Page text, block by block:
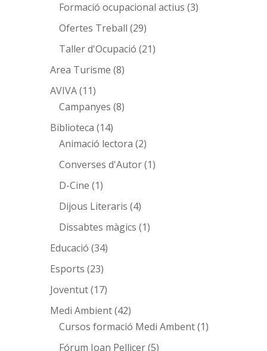
Formació ocupacional actius (3)
Ofertes Treball (29)
Taller d'Ocupació (21)
Area Turisme (8)
AVIVA(11)
Campanyes (8)
Biblioteca (14)
Animació lectora (2)
Converses d'Autor(1)
D-Cine (1)
Dijous Literaris (4)
Dissabtes màgics (1)
Educació (34)
Esports (23)
Joventut(17)
Medi Ambient(42)
Cursos formació Medi Ambent(1)
Fórum Joan Pellicer(5)